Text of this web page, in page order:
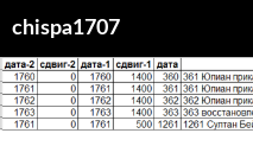
содержимому
chispa1707